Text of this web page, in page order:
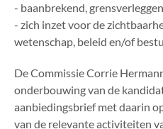
- baanbrekend,
- zich inzet voor de
wetenschap, beleid en/of
De Commissie Corrie
onderbouwing van de
aanbiedingsbrief met daarin
van de relevante activiteiten